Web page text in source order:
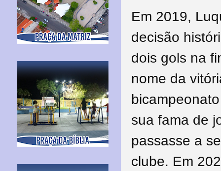
Em 2019,
decisão
dois gols na
nome da
sua fama de
passasse a
clube. Em